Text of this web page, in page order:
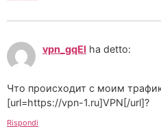
vpn_gqEl ha detto:
Что происходит с моим
[url=https://vpn-1.ru]VPN[/url]?
Rispondi